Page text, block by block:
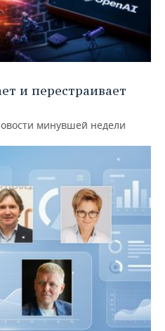
и перестраивает
минувшей недели